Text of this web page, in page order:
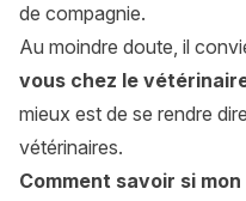
de compagnie.
Au moindre doute, il
vous chez le
mieux est de se rendre
vétérinaires.
Comment savoir si